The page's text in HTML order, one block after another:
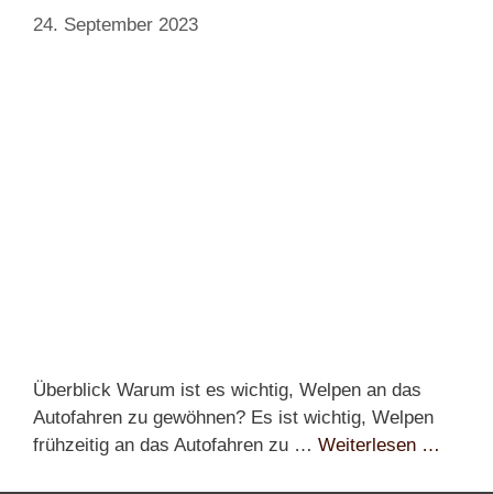
24. September 2023
Überblick Warum ist es wichtig, Welpen an das
Autofahren zu gewöhnen? Es ist wichtig, Welpen
frühzeitig an das Autofahren zu … Weiterlesen …